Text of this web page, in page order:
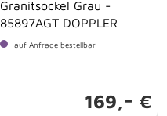
Granitsockel Grau -
85897AGT DOPPLER
auf Anfrage bestellbar
169,- €